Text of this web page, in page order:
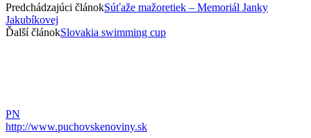
Predchádzajúci článokSúťaže mažoretiek – Memoriál Janky
Jakubíkovej
Ďalší článokSlovakia swimming cup
PN
http://www.puchovskenoviny.sk